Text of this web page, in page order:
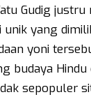
Gudig
unik yang
yoni
budaya
sepopuler